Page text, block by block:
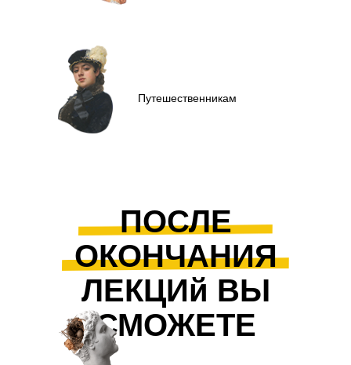
Путешественникам
ПОСЛЕ
ОКОНЧАНИЯ
ЛЕКЦИй ВЫ
СМОЖЕТЕ